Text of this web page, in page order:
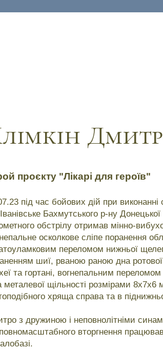
проєкту "Лікарі для героїв"
під час бойових дій при виконанні
Бахмутського р-ну
обстрілу отримав мінно-
осколкове сліпе поранення
переломом нижньої
шиї, рваною раною дна
та гортані, вогнепальним переломом
металевої щільності розмірами
хряща справа та в
з дружиною і неповнолітніми
вторгнення